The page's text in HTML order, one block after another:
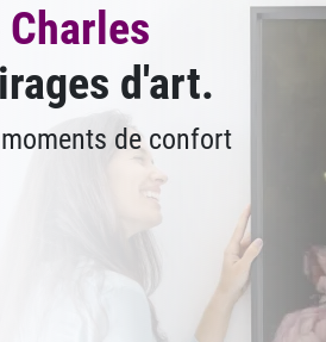
Charles
d'art.
de confort